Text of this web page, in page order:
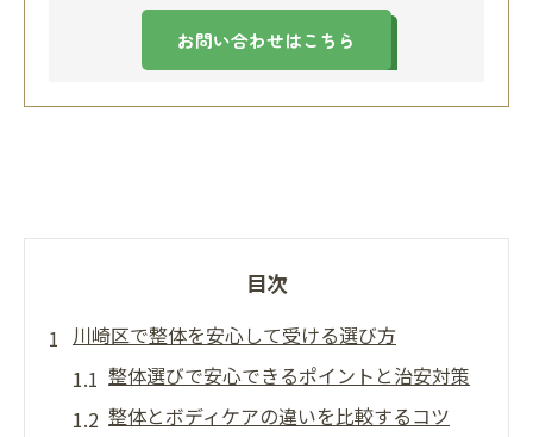
お問い合わせはこちら
目次
川崎区で整体を安心して受ける選び方
整体選びで安心できるポイントと治安対策
整体とボディケアの違いを比較するコツ